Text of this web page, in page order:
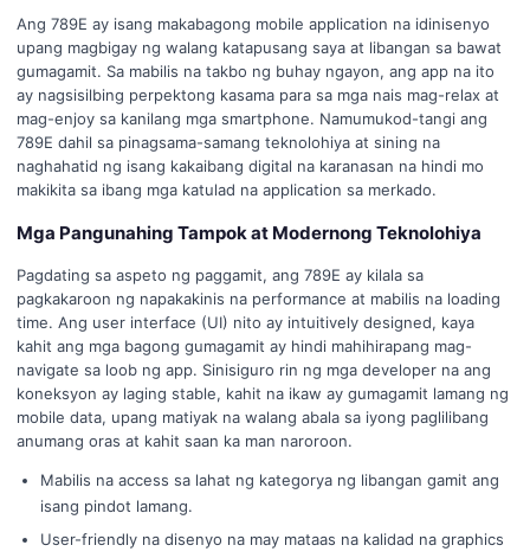
Ang 789E ay isang makabagong mobile application na idinisenyo
upang magbigay ng walang katapusang saya at libangan sa bawat
gumagamit. Sa mabilis na takbo ng buhay ngayon, ang app na ito
ay nagsisilbing perpektong kasama para sa mga nais mag-relax at
mag-enjoy sa kanilang mga smartphone. Namumukod-tangi ang
789E dahil sa pinagsama-samang teknolohiya at sining na
naghahatid ng isang kakaibang digital na karanasan na hindi mo
makikita sa ibang mga katulad na application sa merkado.
Mga Pangunahing Tampok at Modernong Teknolohiya
Pagdating sa aspeto ng paggamit, ang 789E ay kilala sa
pagkakaroon ng napakakinis na performance at mabilis na loading
time. Ang user interface (UI) nito ay intuitively designed, kaya
kahit ang mga bagong gumagamit ay hindi mahihirapang mag-
navigate sa loob ng app. Sinisiguro rin ng mga developer na ang
koneksyon ay laging stable, kahit na ikaw ay gumagamit lamang ng
mobile data, upang matiyak na walang abala sa iyong paglilibang
anumang oras at kahit saan ka man naroroon.
Mabilis na access sa lahat ng kategorya ng libangan gamit ang
isang pindot lamang.
User-friendly na disenyo na may mataas na kalidad na graphics